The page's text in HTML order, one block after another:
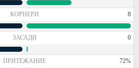
КОРНЕРИ 8
ЗАСАДИ 0
ПРИТЕЖАНИЕ 72%